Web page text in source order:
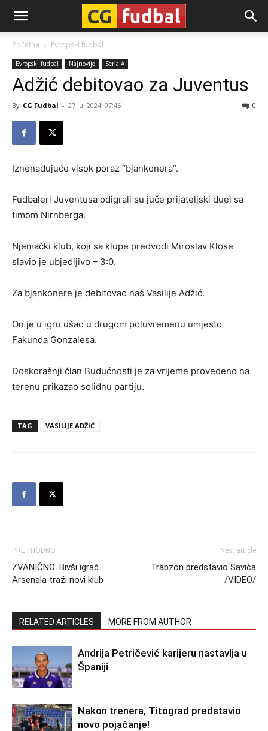
CG-
Fudbal
Početna Evropski fudbal
Evropski fudbal Najnovije Seria A
Adžić debitovao za Juventus
By CG Fudbal - 27 Jul 2024. 07:46 0
Iznenađujuće visok poraz “bjankonera”.
Fudbaleri Juventusa odigrali su juče prijateljski duel sa
timom Nirnberga.
Njemački klub, koji sa klupe predvodi Miroslav Klose
slavio je ubjedljivo – 3:0.
Za bjankonere je debitovao naš Vasilije Adžić.
On je u igru ušao u drugom poluvremenu umjesto
Fakunda Gonzalesa.
Doskorašnji član Budućnosti je za vrijeme provedeno na
terenu prikazao solidnu partiju.
TAG VASILIJE ADŽIĆ
PRETHODNO
ZVANIČNO: Bivši igrač
Arsenala traži novi klub
Next article
Trabzon predstavio Savića
/VIDEO/
RELATED ARTICLES MORE FROM AUTHOR
Andrija Petričević karijeru nastavlja u
Španiji
Nakon trenera, Titograd predstavio
novo pojačanje!